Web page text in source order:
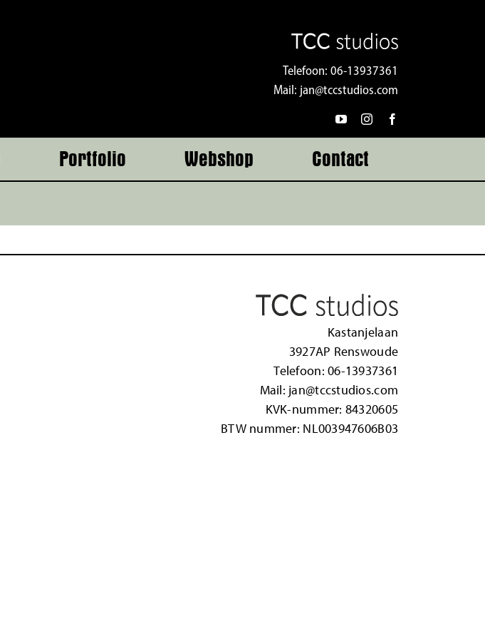
Telefoon:06-13937361
Mail: jan@tccstudios.com
Portfolio Webshop Contact
Kastanjelaan
3927AP Renswoude
Telefoon:06-13937361
Mail: jan@tccstudios.com
KVK-nummer: 84320605
BTW nummer: NL003947606B03